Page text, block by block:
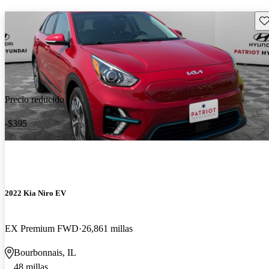
Precio reducido
-$395
2022 Kia Niro EV
EX Premium FWD 26,861 millas
Bourbonnais, IL